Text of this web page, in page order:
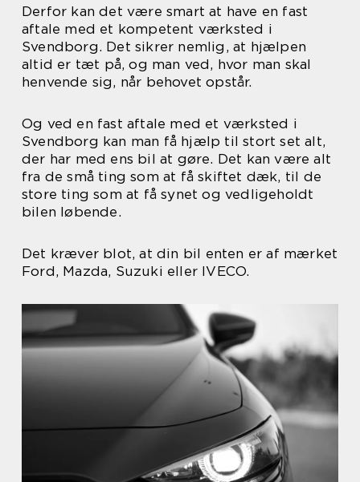
Derfor kan det være smart at have en fast
aftale med et kompetent værksted i
Svendborg. Det sikrer nemlig, at hjælpen
altid er tæt på, og man ved, hvor man skal
henvende sig, når behovet opstår.
Og ved en fast aftale med et værksted i
Svendborg kan man få hjælp til stort set alt,
der har med ens bil at gøre. Det kan være alt
fra de små ting som at få skiftet dæk, til de
store ting som at få synet og vedligeholdt
bilen løbende.
Det kræver blot, at din bil enten er af mærket
Ford, Mazda, Suzuki eller IVECO.